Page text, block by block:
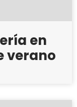
en
verano